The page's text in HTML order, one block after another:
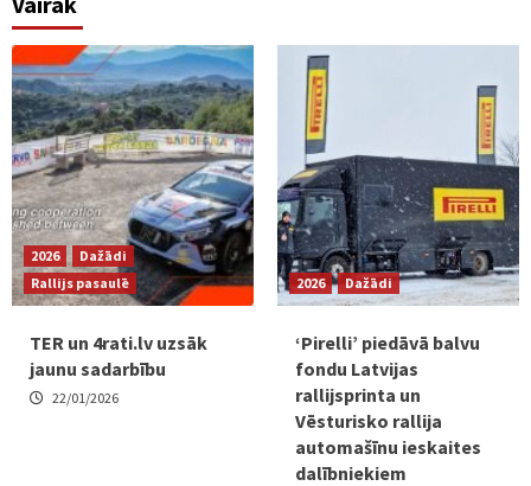
2026
Dažādi
Rallijs pasaulē
TER un 4rati.lv uzsāk
jaunu sadarbību
22/01/2026
2026 Dažādi
‘Pirelli’ piedāvā balvu
fondu Latvijas
rallijsprinta un
Vēsturisko rallija
automašīnu ieskaites
dalībniekiem